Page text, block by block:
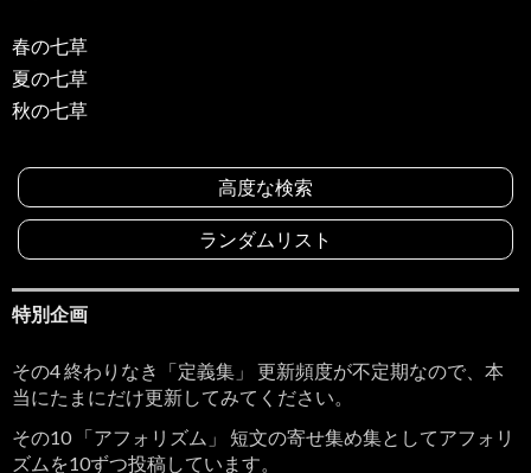
春の七草
夏の七草
秋の七草
高度な検索
ランダムリスト
特別企画
その4 終わりなき「定義集」 更新頻度が不定期なので、本
当にたまにだけ更新してみてください。
その10 「アフォリズム」 短文の寄せ集め集としてアフォリ
ズムを10ずつ投稿しています。